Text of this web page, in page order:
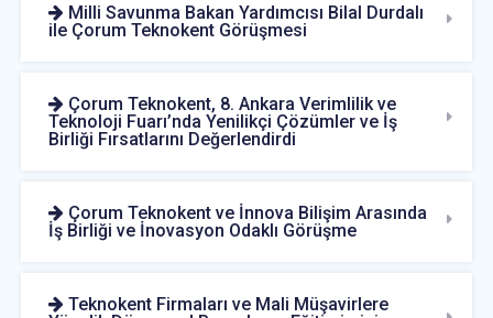
Milli Savunma Bakan Yardımcısı Bilal Durdalı
ile Çorum Teknokent Görüşmesi
Çorum Teknokent, 8. Ankara Verimlilik ve
Teknoloji Fuarı’nda Yenilikçi Çözümler ve İş
Birliği Fırsatlarını Değerlendirdi
Çorum Teknokent ve İnnova Bilişim Arasında
İş Birliği ve İnovasyon Odaklı Görüşme
Teknokent Firmaları ve Mali Müşavirlere